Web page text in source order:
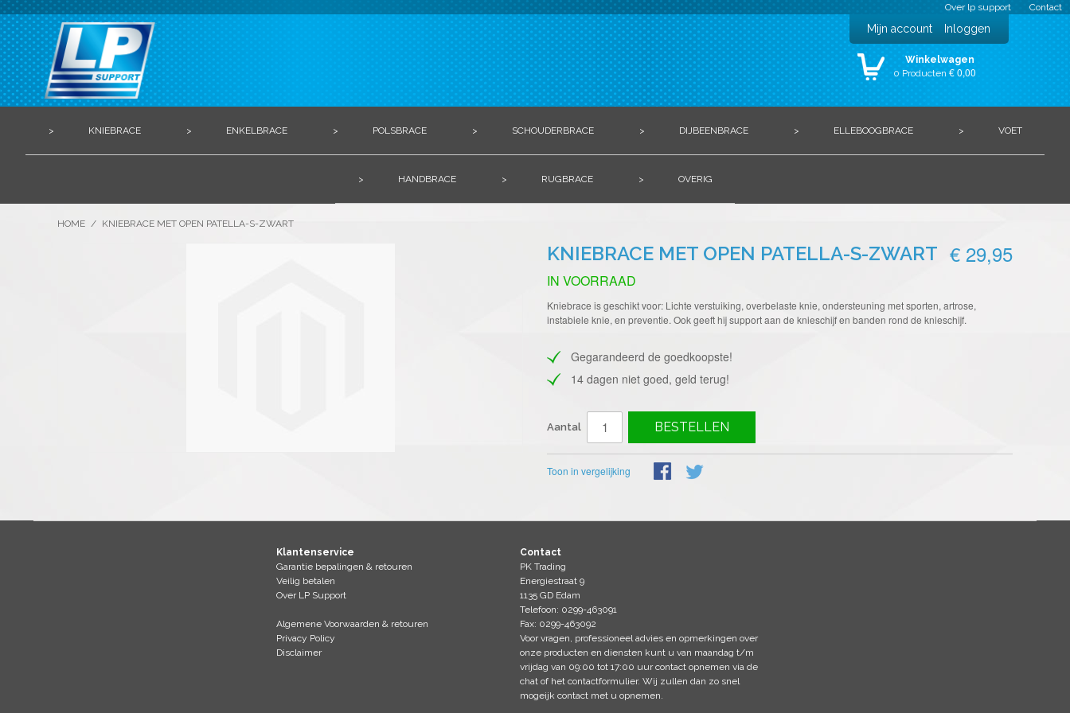
Over lp support Contact
Mijn account Inloggen
Winkelwagen
0 Producten € 0,00
> KNIEBRACE > ENKELBRACE > POLSBRACE > SCHOUDERBRACE > DIJBEENBRACE > ELLEBOOGBRACE > VOET
> HANDBRACE > RUGBRACE > OVERIG
HOME / KNIEBRACE MET OPEN PATELLA-S-ZWART
KNIEBRACE MET OPEN PATELLA-S-ZWART € 29,95
IN VOORRAAD
Kniebrace is geschikt voor: Lichte verstuiking, overbelaste knie, ondersteuning met sporten, artrose,
instabiele knie, en preventie. Ook geeft hij support aan de knieschijf en banden rond de knieschijf.
Gegarandeerd de goedkoopste!
14 dagen niet goed, geld terug!
Aantal BESTELLEN
Toon in vergelijking
Klantenservice
Garantie bepalingen & retouren
Veilig betalen
Over LP Support
Algemene Voorwaarden & retouren
Privacy Policy
Disclaimer
Contact
PK Trading
Energiestraat 9
1135 GD Edam
Telefoon: 0299-463091
Fax: 0299-463092
Voor vragen, professioneel advies en opmerkingen over
onze producten en diensten kunt u van maandag t/m
vrijdag van 09:00 tot 17:00 uur contact opnemen via de
chat of het contactformulier. Wij zullen dan zo snel
mogeijk contact met u opnemen.